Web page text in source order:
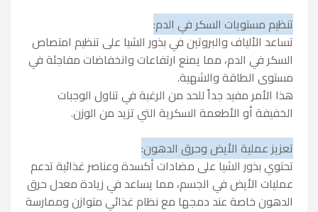
تنظيم مستويات السكر في الدم:
تساعد الألياف والبروتين في بذور الشيا على تنظيم امتصاص
السكر في الدم، مما يمنع ارتفاعات وانخفاضات مفاجئة في
مستوى الطاقة والشهية.
هذا الأمر مفيد جداً للحد من الرغبة في تناول الوجبات
الخفيفة أو الأطعمة السكرية التي تزيد من الوزن.
تعزيز عملية الأيض وحرق الدهون:
تحتوي بذور الشيا على مضادات أكسدة وعناصر غذائية تدعم
عمليات الأيض في الجسم، مما يساعد في زيادة معدل حرق
الدهون خاصة عند دمجها مع نظام غذائي متوازن وممارسة